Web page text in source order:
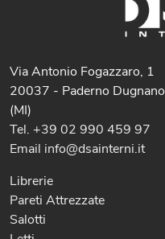
Via Antonio Fogazzaro, 1
20037 - Paderno Dugnano
(MI)
Tel. +39 02 990 459 97
Email info@dsainterni.it
Librerie
Pareti Attrezzate
Salotti